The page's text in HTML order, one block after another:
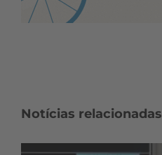
Notícias relacionadas